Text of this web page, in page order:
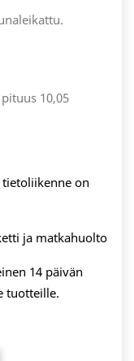
10,05
on
ja matkahuolto
14 päivän
tuotteille.